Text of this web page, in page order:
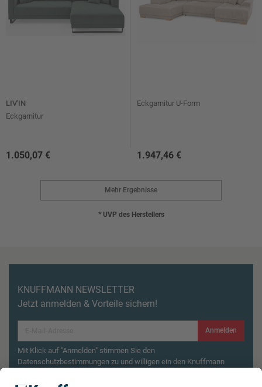
LIV'IN
Eckgarnitur
1.050,07 €
Eckgarnitur U-Form
1.947,46 €
Mehr Ergebnisse
* UVP des Herstellers
KNUFFMANN NEWSLETTER
Jetzt anmelden & Vorteile sichern!
Anmelden
Mit Klick auf "Anmelden" stimmen Sie den
Datenschutzbestimmungen zu und willigen ein den Knuffmann